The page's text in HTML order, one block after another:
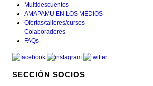
Multidescuentos
AMAPAMU EN LOS MEDIOS
Ofertas/talleres/cursos
Colaboradores
FAQs
SECCIÓN SOCIOS